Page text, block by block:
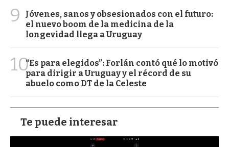
9
Jóvenes, sanos y obsesionados con el futuro:
el nuevo boom de la medicina de la
longevidad llega a Uruguay
10“Es para elegidos”: Forlán contó qué lo motivó
para dirigir a Uruguay y el récord de su
abuelo como DT de la Celeste
Te puede interesar